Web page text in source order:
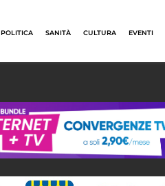
POLITICA SANITÀ CULTURA EVENTI